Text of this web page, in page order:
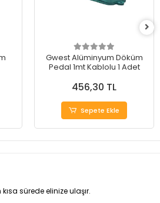
Gwest Alüminyum Döküm
Pedal 1mt Kablolu 1 Adet
456,30 TL
Sepete Ekle
sürede elinize ulaşır.